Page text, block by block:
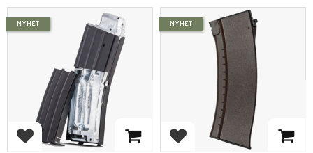
Add to favorites
NYHET
Add to favorites
NYHET